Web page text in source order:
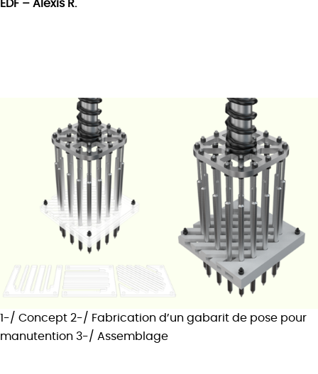
EDF – Alexis R.
1-/ Concept 2-/ Fabrication d’un gabarit de pose pour
manutention 3-/ Assemblage